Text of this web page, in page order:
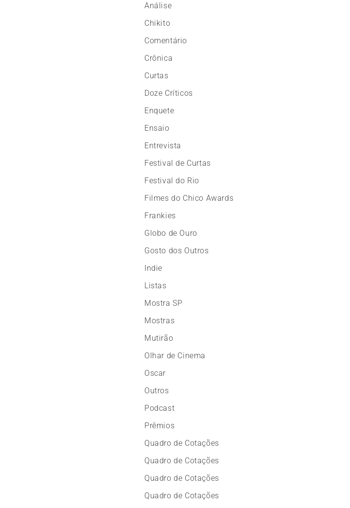
Análise
Chikito
Comentário
Crônica
Curtas
Doze Críticos
Enquete
Ensaio
Entrevista
Festival de Curtas
Festival do Rio
Filmes do Chico Awards
Frankies
Globo de Ouro
Gosto dos Outros
Indie
Listas
Mostra SP
Mostras
Mutirão
Olhar de Cinema
Oscar
Outros
Podcast
Prêmios
Quadro de Cotações
Quadro de Cotações
Quadro de Cotações
Quadro de Cotações